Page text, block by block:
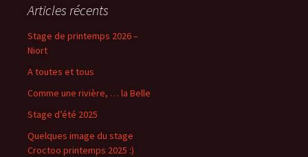
Articles récents
Stage de printemps 2026 –
Niort
A toutes et tous
Comme une rivière, … la Belle
Stage d’été 2025
Quelques image du stage
Croctoo printemps 2025 :)